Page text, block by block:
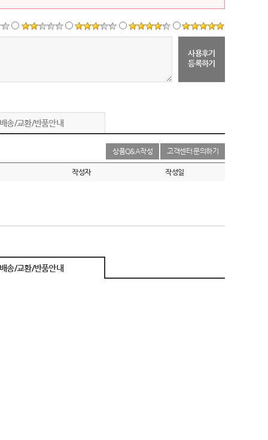
사용후기
등록하기
배송/교환/반품안내
상품Q&A작성 고객센터 문의하기
작성자 작성일
배송/교환/반품안내